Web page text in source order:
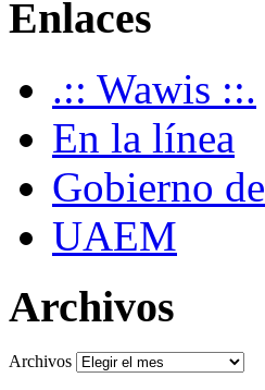
Enlaces
.:: Wawis ::.
En la línea
Gobierno
UAEM
Archivos
Archivos